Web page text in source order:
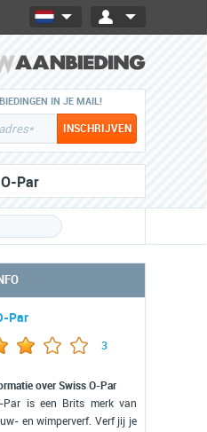
IN JE MAIL!
Par
Par
3
over Swiss O-Par
Par is een Brits merk van
en wimperverf. Verf jij je